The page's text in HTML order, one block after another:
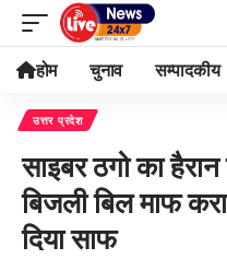
होम चुनाव सम्पादकीय
उत्तर प्रदेश
साइबर ठगो का
बिजली बिल माफ
दिया साफ